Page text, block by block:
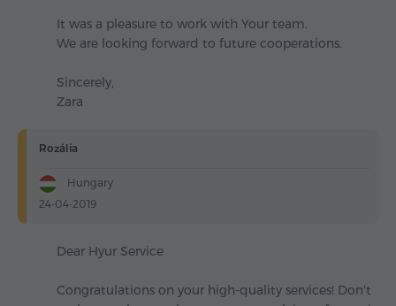
It was a pleasure to work with Your team.
We are looking forward to future cooperations.
Sincerely,
Zara
Rozália
Hungary
24-04-2019
Dear Hyur Service
Congratulations on your high-quality services! Don't